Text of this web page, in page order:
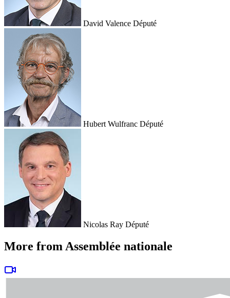
David Valence Député
Hubert Wulfranc Député
Nicolas Ray Député
More from Assemblée nationale